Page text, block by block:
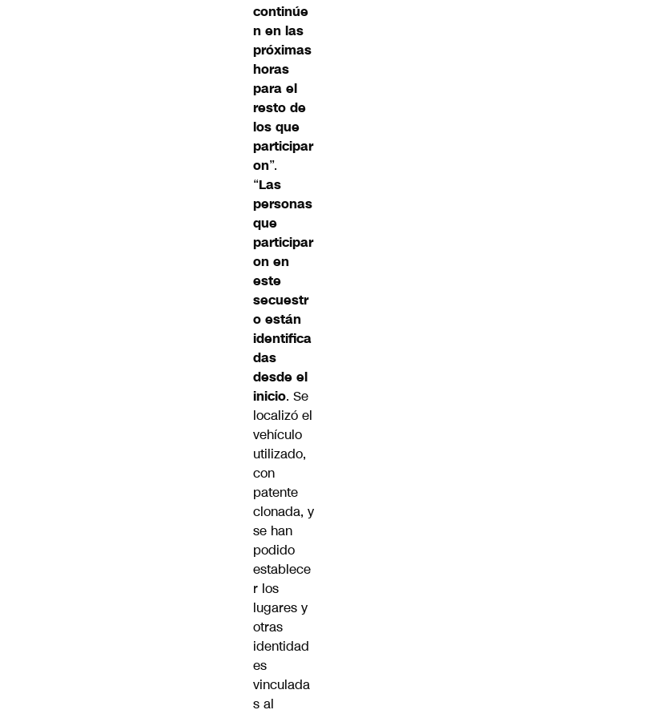
continúe
n en las
próximas
horas
para el
resto de
los que
participar
on”.
“Las
personas
que
participar
on en
este
secuestr
o están
identifica
das
desde el
inicio. Se
localizó el
vehículo
utilizado,
con
patente
clonada, y
se han
podido
establece
r los
lugares y
otras
identidad
es
vinculada
s al